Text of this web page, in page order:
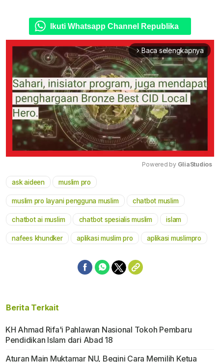
Ikuti Whatsapp Channel Republika
arrow_forward_ios Baca selengkapnya
Powered by GliaStudios
ask aideen muslim pro
muslim pro layani pengguna muslim chatbot muslim
chatbot ai muslim chatbot spesialis muslim islam
nafees khundker aplikasi muslim pro aplikasi muslimpro
Berita Terkait
KH Ahmad Rifa'i Pahlawan Nasional Tokoh Pembaru
Pendidikan Islam dari Abad 18
Aturan Main Muktamar NU, Begini Cara Memilih Ketua